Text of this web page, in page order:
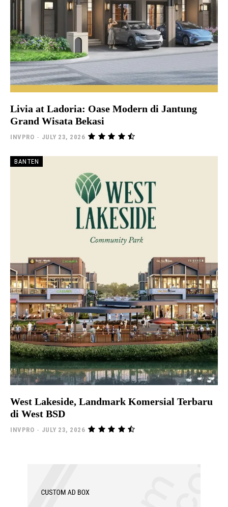
Livia at Ladoria: Oase Modern di Jantung
Grand Wisata Bekasi
INVPRO - JULY 23, 2026
BANTEN
West Lakeside, Landmark Komersial Terbaru
di West BSD
INVPRO - JULY 23, 2026